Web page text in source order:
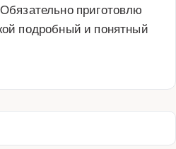
приготовлю
подробный и понятный